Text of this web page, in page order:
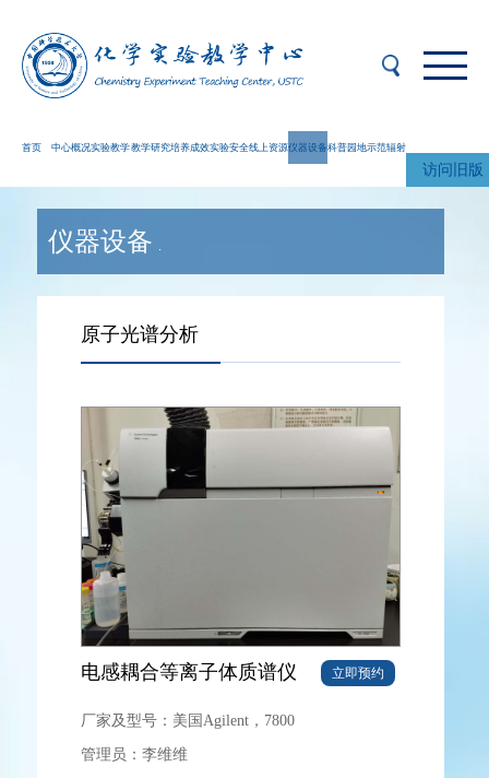
首页 中心概况实验教学教学研究培养成效实验安全线上资源仪器设备科普园地示范辐射
访问旧版
仪器设备
原子光谱分析
电感耦合等离子体质谱仪 立即预约
厂家及型号： 美国Agilent，7800
管理员： 李维维